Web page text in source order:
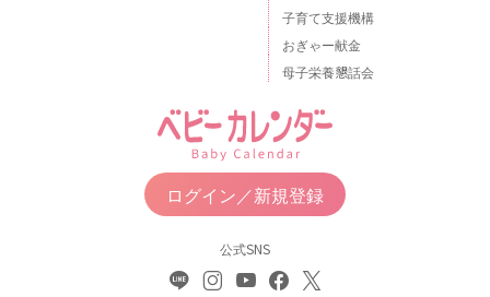
子育て支援機構
おぎゃー献金
母子栄養懇話会
ログイン／新規登録
公式SNS